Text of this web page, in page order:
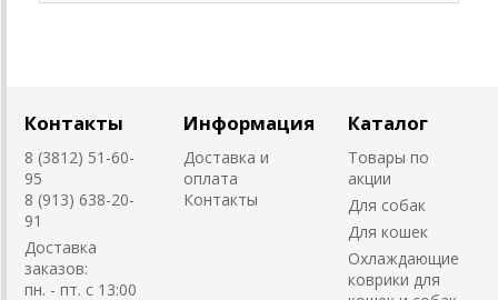
Контакты
8 (3812) 51-60-
95
8 (913) 638-20-
91
Доставка
заказов:
пн. - пт. с 13:00
Информация
Доставка и
оплата
Контакты
Каталог
Товары по
акции
Для собак
Для кошек
Охлаждающие
коврики для